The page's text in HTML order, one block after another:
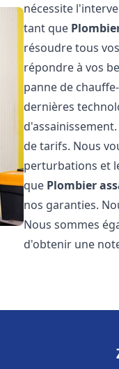
nécessite
tant que
résoudre tous
répondre à vos
panne de
dernières
de tarifs. Nous
perturbations et
que Plombier
nos garanties.
Nous sommes
d'obtenir une